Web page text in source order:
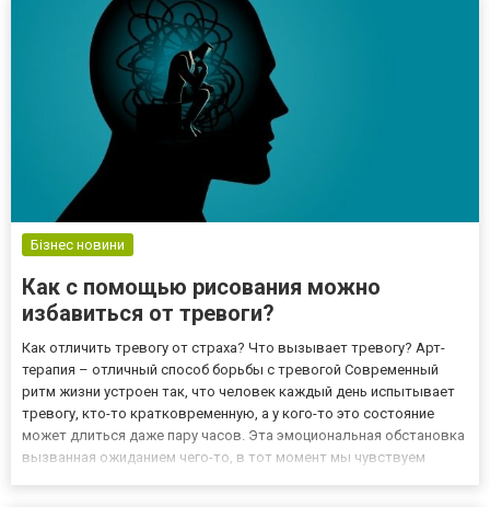
Например специа...
Бізнес новини
Как с помощью рисования можно
избавиться от тревоги?
Как отличить тревогу от страха? Что вызывает тревогу? Арт-
терапия – отличный способ борьбы с тревогой Современный
ритм жизни устроен так, что человек каждый день испытывает
тревогу, кто-то кратковременную, а у кого-то это состояние
может длиться даже пару часов. Эта эмоциональная обстановка
вызванная ожиданием чего-то, в тот момент мы чувствуем